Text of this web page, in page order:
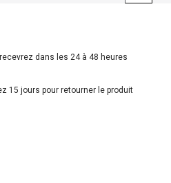
dans les 24 à 48 heures
15 jours pour retourner le produit